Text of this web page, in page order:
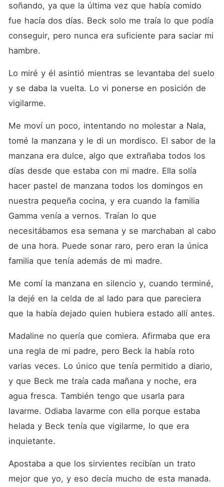
soñando, ya que la última vez que había comido
fue hacía dos días. Beck solo me traía lo que podía
conseguir, pero nunca era suficiente para saciar mi
hambre.
Lo miré y él asintió mientras se levantaba del suelo
y se daba la vuelta. Lo vi ponerse en posición de
vigilarme.
Me moví un poco, intentando no molestar a Nala,
tomé la manzana y le di un mordisco. El sabor de la
manzana era dulce, algo que extrañaba todos los
días desde que estaba con mi madre. Ella solía
hacer pastel de manzana todos los domingos en
nuestra pequeña cocina, y era cuando la familia
Gamma venía a vernos. Traían lo que
necesitábamos esa semana y se marchaban al cabo
de una hora. Puede sonar raro, pero eran la única
familia que tenía además de mi madre.
Me comí la manzana en silencio y, cuando terminé,
la dejé en la celda de al lado para que pareciera
Madaline no quería que comiera. Afirmaba que era
una regla de mi padre, pero Beck la había roto
varias veces. Lo único que tenía permitido a diario,
y que Beck me traía cada mañana y noche, era
agua fresca. También tengo que usarla para
lavarme. Odiaba lavarme con ella porque estaba
helada y Beck tenía que vigilarme, lo que era
inquietante.
Apostaba a que los sirvientes recibían un trato
mejor que yo, y eso decía mucho de esta manada.